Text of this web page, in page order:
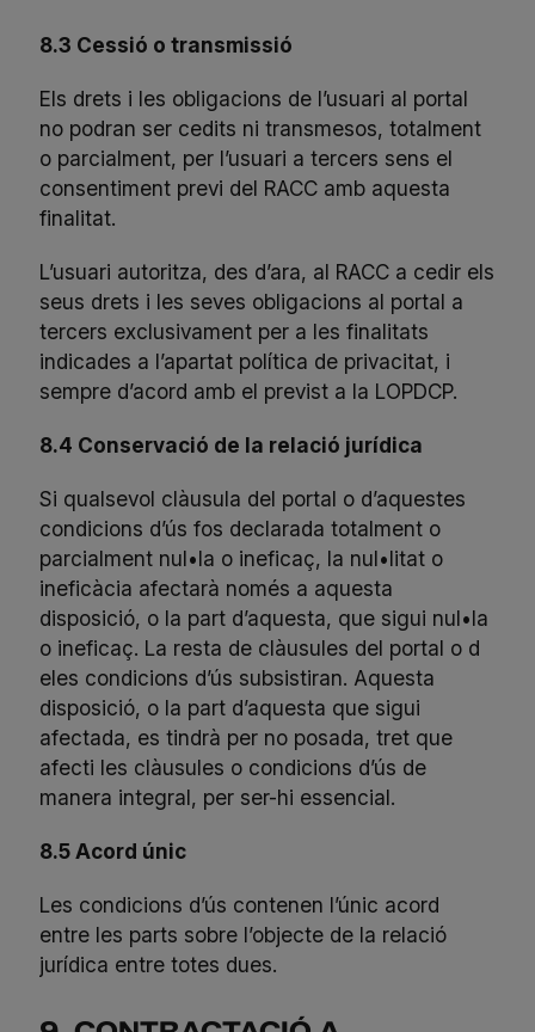
8.3 Cessió o transmissió
Els drets i les obligacions de l’usuari al portal
no podran ser cedits ni transmesos, totalment
o parcialment, per l’usuari a tercers sens el
consentiment previ del RACC amb aquesta
finalitat.
L’usuari autoritza, des d’ara, al RACC a cedir els
seus drets i les seves obligacions al portal a
tercers exclusivament per a les finalitats
indicades a l’apartat política de privacitat, i
sempre d’acord amb el previst a la LOPDCP.
8.4 Conservació de la relació jurídica
Si qualsevol clàusula del portal o d’aquestes
condicions d’ús fos declarada totalment o
parcialment nul•la o ineficaç, la nul•litat o
ineficàcia afectarà només a aquesta
disposició, o la part d’aquesta, que sigui nul•la
o ineficaç. La resta de clàusules del portal o d
eles condicions d’ús subsistiran. Aquesta
disposició, o la part d’aquesta que sigui
afectada, es tindrà per no posada, tret que
afecti les clàusules o condicions d’ús de
manera integral, per ser-hi essencial.
8.5 Acord únic
Les condicions d’ús contenen l’únic acord
entre les parts sobre l’objecte de la relació
jurídica entre totes dues.